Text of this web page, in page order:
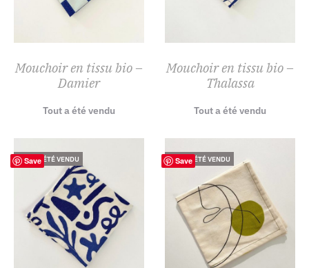
Mouchoir en tissu bio –
Damier
Tout a été vendu
Mouchoir en tissu bio –
Thalassa
Tout a été vendu
Save
TOUT A ÉTÉ VENDU Save
TOUT A ÉTÉ VENDU